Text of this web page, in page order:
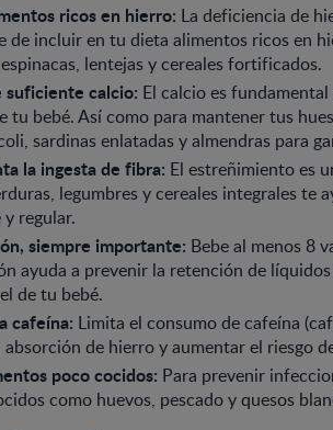
ricos en hierro: La deficiencia de
de incluir en tu dieta alimentos ricos en
lentejas y cereales fortificados.
suficiente calcio: El calcio es
tu bebé. Así como para mantener tus
sardinas enlatadas y almendras para
la ingesta de fibra: El estreñimiento es
legumbres y cereales integrales te
regular.
siempre importante: Bebe al menos 8
ayuda a prevenir la retención de
de tu bebé.
cafeína: Limita el consumo de cafeína
de hierro y aumentar el riesgo
poco cocidos: Para prevenir
como huevos, pescado y quesos